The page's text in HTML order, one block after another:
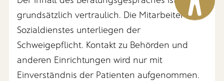
grundsätzlich vertraulich. Die Mitarbeiter des
Sozialdienstes unterliegen der
Schweigepflicht. Kontakt zu Behörden und
anderen Einrichtungen wird nur mit
Einverständnis der Patienten aufgenommen.